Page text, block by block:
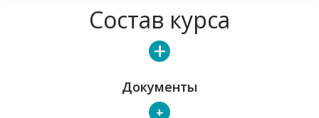
Состав курса
+
Документы
+